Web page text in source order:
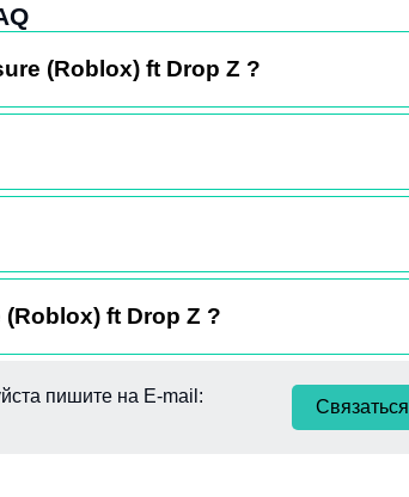
(Roblox) ft Drop Z ?
ft Drop Z ?
пишите на E-mail:
Связаться